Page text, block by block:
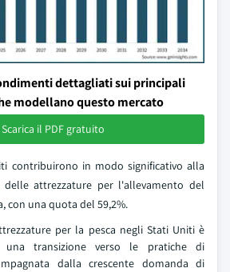
dettagliati sui principali
modellano questo mercato
Scarica il PDF gratuito
contribuirono in modo significativo alla
delle attrezzature per l'allevamento del
con una quota del 59,2%.
per la pesca negli Stati Uniti è
una transizione verso le pratiche di
dalla crescente domanda di